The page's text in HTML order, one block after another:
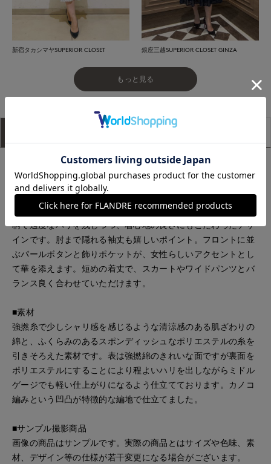
新宿タカシマヤSUPERIOR CLOSET 銀座三越SUPERIOR CLOSET GINZA
もっと見る
華奢なサイズ感が可愛らしいミドルゲージニット。あえて肩を
落としてからタックを入れた立体的なショルダーラインが、ク
チュール感のあるシルエットを演出します。凹凸感のある編み
柄で適度なハリを残しつつ、着心地の良さにもこだわったデザ
インです。肘まで隠れる袖丈も嬉しいポイント。フロントに並
ぶパールボタンと飾りポケットが、女性らしいアクセントとし
て華を添えます。短めの着丈で、スカートやワイドパンツとバ
ランス良く合わせていただけます。
■素材
強撚糸で少しシャリ感を感じるような清涼感のある肌ざわりの
綿と、ふくらみのあるスポンディッシュなポリエステルの糸を
引きそろえた素材です。表は強撚綿のきれいな面ですが裏面を
ポリエステルにすることにより程よいハリを出しながらミドル
ゲージでも軽い仕上がりになるよう仕立てております。カノコ
編みという凹凸が特徴的な編地で仕立てました。
■サンプル撮影商品
画像の商品はサンプルです。実際の商品とはサイズや色味、素
材、デザイン等の仕様が若干変更になる場合がございます。